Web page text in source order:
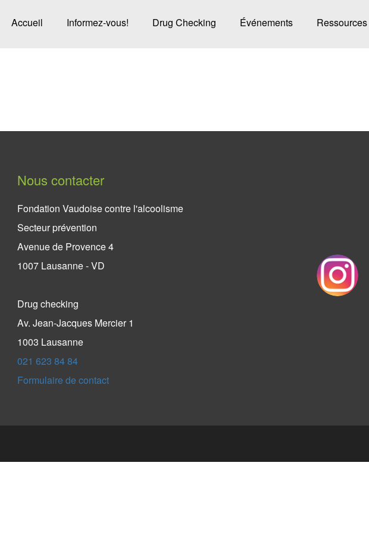
Accueil Informez-vous! Drug Checking Événements Ressources
Nous contacter
Fondation Vaudoise contre l'alcoolisme
Secteur prévention
Avenue de Provence 4
1007 Lausanne - VD
Drug checking
Av. Jean-Jacques Mercier 1
1003 Lausanne
021 623 84 84
Formulaire de contact